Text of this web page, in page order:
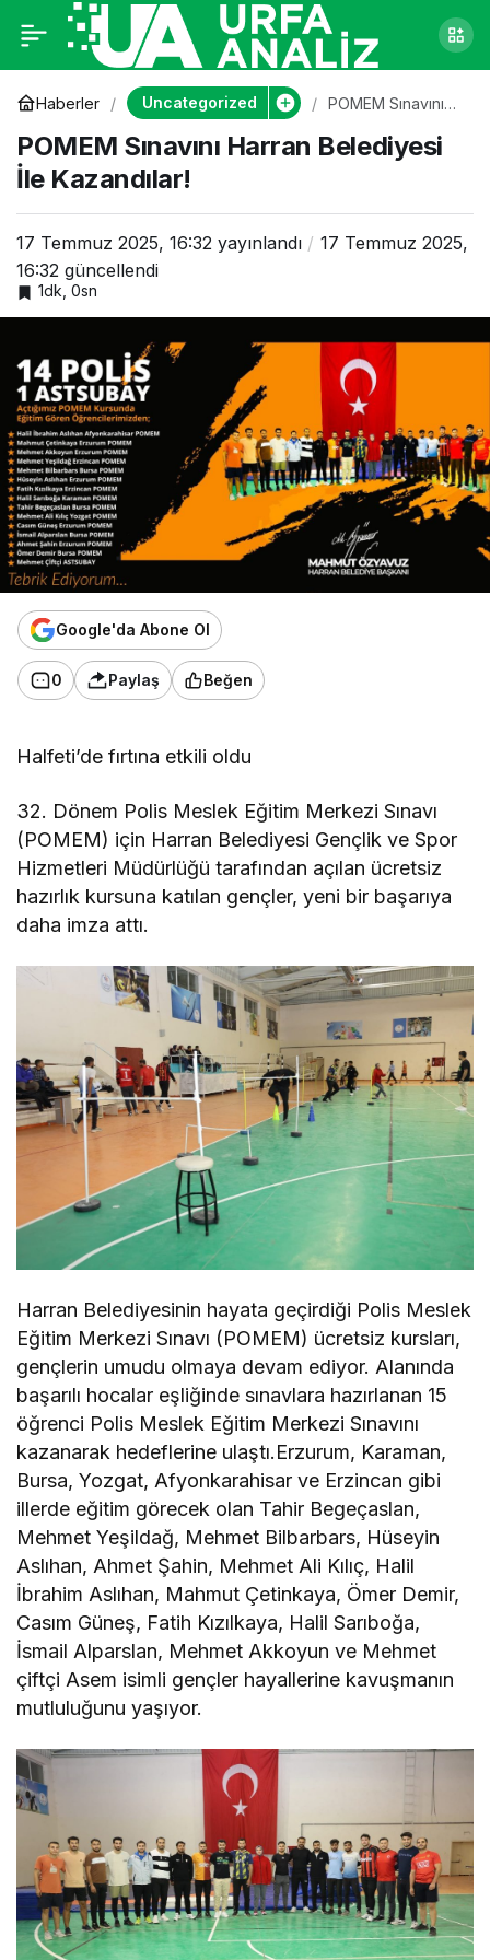
Haberler Uncategorized
POMEM Sınavını
İle Kazandılar!
POMEM Sınavını Harran Belediyesi
İle Kazandılar!
17 Temmuz 2025, 16:32 yayınlandı
17 Temmuz 2025,
16:32 güncellendi
1dk, 0sn
Google'da Abone Ol
0 Paylaş Beğen
Halfeti’de fırtına etkili oldu
32. Dönem Polis Meslek Eğitim Merkezi Sınavı
(POMEM) için Harran Belediyesi Gençlik ve Spor
Hizmetleri Müdürlüğü tarafından açılan ücretsiz
hazırlık kursuna katılan gençler, yeni bir başarıya
daha imza attı.
Harran Belediyesinin hayata geçirdiği Polis Meslek
Eğitim Merkezi Sınavı (POMEM) ücretsiz kursları,
gençlerin umudu olmaya devam ediyor. Alanında
başarılı hocalar eşliğinde sınavlara hazırlanan 15
öğrenci Polis Meslek Eğitim Merkezi Sınavını
kazanarak hedeflerine ulaştı.Erzurum, Karaman,
Bursa, Yozgat, Afyonkarahisar ve Erzincan gibi
illerde eğitim görecek olan Tahir Begeçaslan,
Mehmet Yeşildağ, Mehmet Bilbarbars, Hüseyin
Aslıhan, Ahmet Şahin, Mehmet Ali Kılıç, Halil
İbrahim Aslıhan, Mahmut Çetinkaya, Ömer Demir,
Casım Güneş, Fatih Kızılkaya, Halil Sarıboğa,
İsmail Alparslan, Mehmet Akkoyun ve Mehmet
çiftçi Asem isimli gençler hayallerine kavuşmanın
mutluluğunu yaşıyor.
POMEM Sınavını
Harran Belediyesi İle
Kazandılar!
0